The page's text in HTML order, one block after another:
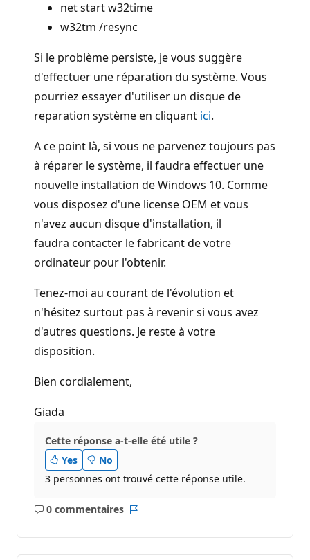
net start w32time
w32tm /resync
Si le problème persiste, je vous suggère
d'effectuer une réparation du système. Vous
pourriez essayer d'utiliser un disque de
reparation système en cliquant ici.
A ce point là, si vous ne parvenez toujours pas
à réparer le système, il faudra effectuer une
nouvelle installation de Windows 10. Comme
vous disposez d'une license OEM et vous
n'avez aucun disque d'installation, il
faudra contacter le fabricant de votre
ordinateur pour l'obtenir.
Tenez-moi au courant de l'évolution et
n'hésitez surtout pas à revenir si vous avez
d'autres questions. Je reste à votre
disposition.
Bien cordialement,
Giada
Cette réponse a-t-elle été utile ?
Yes
No
3 personnes ont trouvé cette réponse utile.
0 commentaires
Aucun